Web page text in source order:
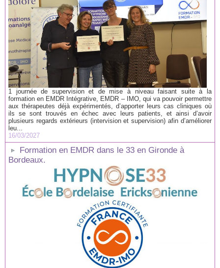
1 journée de supervision et de mise à niveau faisant suite à la
formation en EMDR Intégrative, EMDR – IMO, qui va pouvoir permettre
aux thérapeutes déjà expérimentés, d’apporter leurs cas cliniques où
ils se sont trouvés en échec avec leurs patients, et ainsi d’avoir
plusieurs regards extérieurs (intervision et supervision) afin d’améliorer
leu...
16/03/2027
Formation en EMDR dans le 33 en Gironde à
Bordeaux.